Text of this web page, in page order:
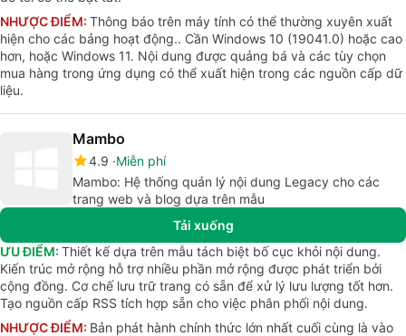
NHƯỢC ĐIỂM: Thông báo trên máy tính có thể thường xuyên xuất
hiện cho các bảng hoạt động.. Cần Windows 10 (19041.0) hoặc cao
hơn, hoặc Windows 11. Nội dung được quảng bá và các tùy chọn
mua hàng trong ứng dụng có thể xuất hiện trong các nguồn cấp dữ
liệu.
Mambo
4.9 Miễn phí
Mambo: Hệ thống quản lý nội dung Legacy cho các
trang web và blog dựa trên mẫu
Tải xuống
ƯU ĐIỂM: Thiết kế dựa trên mẫu tách biệt bố cục khỏi nội dung.
Kiến trúc mở rộng hỗ trợ nhiều phần mở rộng được phát triển bởi
cộng đồng. Cơ chế lưu trữ trang có sẵn để xử lý lưu lượng tốt hơn.
Tạo nguồn cấp RSS tích hợp sẵn cho việc phân phối nội dung.
NHƯỢC ĐIỂM: Bản phát hành chính thức lớn nhất cuối cùng là vào